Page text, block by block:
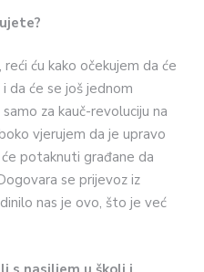
ću kako očekujem da će
da će se još jednom
za kauč-revoluciju na
vjerujem da je upravo
potaknuti građane da
se prijevoz iz
nas je ovo, što je već